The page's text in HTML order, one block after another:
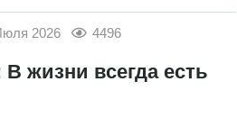
2026 4496
жизни всегда есть